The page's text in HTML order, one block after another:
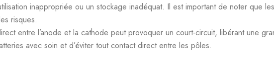
inappropriée ou un stockage inadéquat. Il est important de noter que
risques.
entre l’anode et la cathode peut provoquer un court-circuit, libérant une
avec soin et d’éviter tout contact direct entre les pôles.